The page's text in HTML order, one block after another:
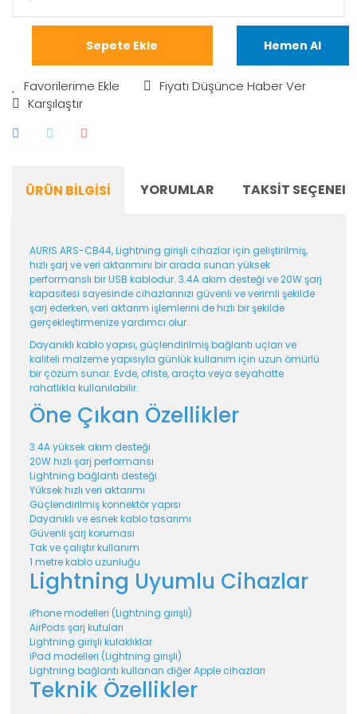
Sepete Ekle Hemen Al
Fiyatı Düşünce Haber Ver
Karşılaştır
ÜRÜN BILGISI YORUMLAR TAKSIT
AURIS ARS-CB44, Lightning girişli cihazlar için geliştirilmiş,
hızlı şarj ve veri aktarımını bir arada sunan yüksek
performanslı bir USB kablodur. 3.4A akım desteği ve 20W şarj
kapasitesi sayesinde cihazlarınızı güvenli ve verimli şekilde
şarj ederken, veri aktarım işlemlerini de hızlı bir şekilde
gerçekleştirmenize yardımcı olur.
Dayanıklı kablo yapısı, güçlendirilmiş bağlantı uçları ve
kaliteli malzeme yapısıyla günlük kullanım için uzun ömürlü
bir çözüm sunar. Evde, ofiste, araçta veya seyahatte
rahatlıkla kullanılabilir.
Öne Çıkan Özellikler
3.4A yüksek akım desteği
20W hızlı şarj performansı
Lightning bağlantı desteği
Yüksek hızlı veri aktarımı
Güçlendirilmiş konnektör yapısı
Dayanıklı ve esnek kablo tasarımı
Güvenli şarj koruması
Tak ve çalıştır kullanım
1 metre kablo uzunluğu
Lightning Uyumlu Cihazlar
iPhone modelleri (Lightning girişli)
AirPods şarj kutuları
Lightning girişli kulaklıklar
iPad modelleri (Lightning girişli)
Lightning bağlantı kullanan diğer Apple cihazları
Teknik Özellikler